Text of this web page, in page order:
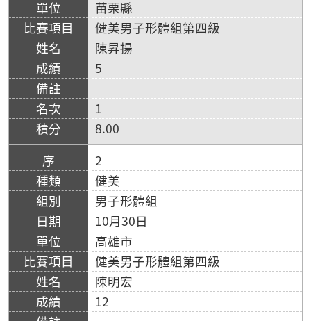
苗栗縣
健美男子形體組第四級
陳昇揚
5
1
8.00
2
健美
男子形體組
10月30日
高雄市
健美男子形體組第四級
陳明宏
12